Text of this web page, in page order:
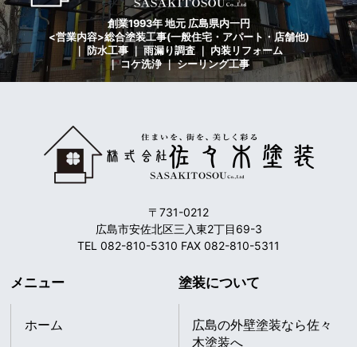
創業1993年 地元 広島県内一円
<営業内容>総合塗装工事(一般住宅・アパート・店舗他)
｜ 防水工事 ｜ 雨漏り調査 ｜ 内装リフォーム
｜ コケ洗浄 ｜ シーリング工事
〒731-0212
広島市安佐北区三入東2丁目69-3
TEL 082-810-5310 FAX 082-810-5311
メニュー
ホーム
塗装について
広島の外壁塗装なら佐々
木塗装へ